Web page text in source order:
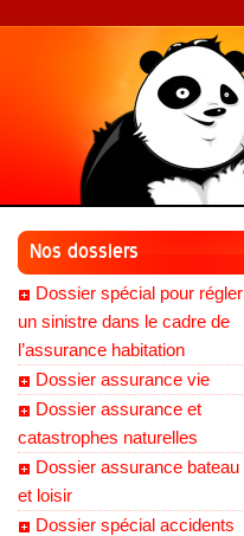
Nos dossiers
Dossier spécial pour régler
un sinistre dans le cadre de
l’assurance habitation
Dossier assurance vie
Dossier assurance et
catastrophes naturelles
Dossier assurance bateau
et loisir
Dossier spécial accidents